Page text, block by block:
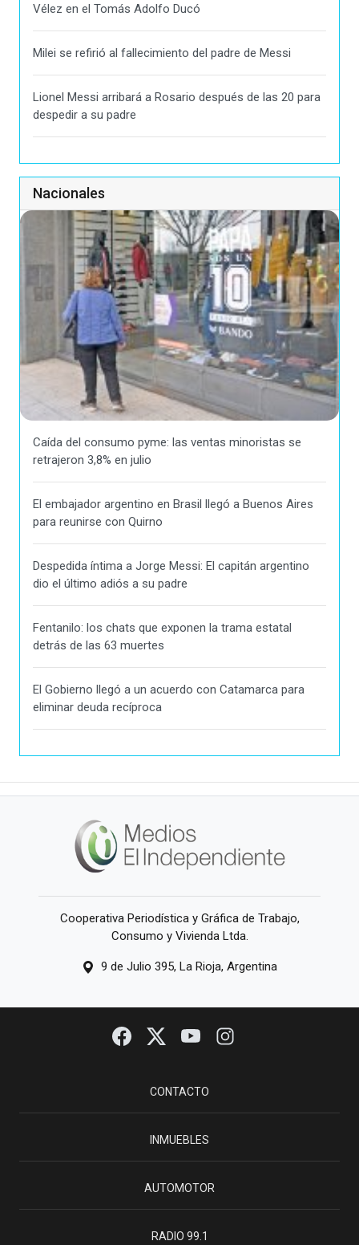
Vélez en el Tomás Adolfo Ducó
Milei se refirió al fallecimiento del padre de Messi
Lionel Messi arribará a Rosario después de las 20 para
despedir a su padre
Nacionales
Caída del consumo pyme: las ventas minoristas se
retrajeron 3,8% en julio
El embajador argentino en Brasil llegó a Buenos Aires
para reunirse con Quirno
Despedida íntima a Jorge Messi: El capitán argentino
dio el último adiós a su padre
Fentanilo: los chats que exponen la trama estatal
detrás de las 63 muertes
El Gobierno llegó a un acuerdo con Catamarca para
eliminar deuda recíproca
Cooperativa Periodística y Gráfica de Trabajo,
Consumo y Vivienda Ltda.
9 de Julio 395, La Rioja, Argentina
CONTACTO
INMUEBLES
AUTOMOTOR
RADIO 99.1